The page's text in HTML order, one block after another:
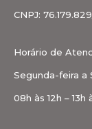
CNPJ:
Horário de
Segunda-feira a
08h às 12h – 13h